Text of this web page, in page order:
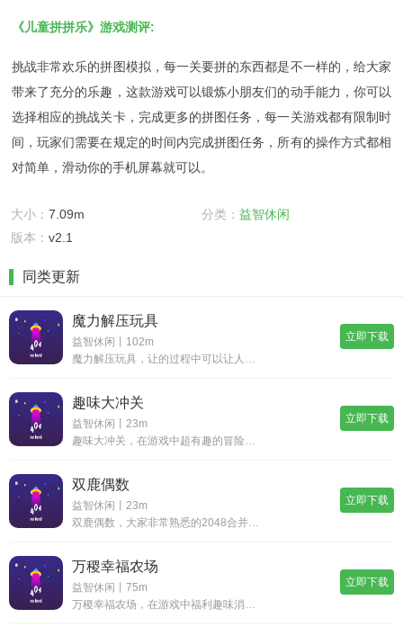
《儿童拼拼乐》游戏测评:
挑战非常欢乐的拼图模拟，每一关要拼的东西都是不一样的，给大家
带来了充分的乐趣，这款游戏可以锻炼小朋友们的动手能力，你可以
选择相应的挑战关卡，完成更多的拼图任务，每一关游戏都有限制时
间，玩家们需要在规定的时间内完成拼图任务，所有的操作方式都相
对简单，滑动你的手机屏幕就可以。
大小： 7.09m 分类： 益智休闲
版本： v2.1
同类更新
魔力解压玩具
益智休闲丨102m
立即下载
趣味大冲关
益智休闲丨23m
立即下载
双鹿偶数
益智休闲丨23m
立即下载
万稷幸福农场
益智休闲丨75m
立即下载